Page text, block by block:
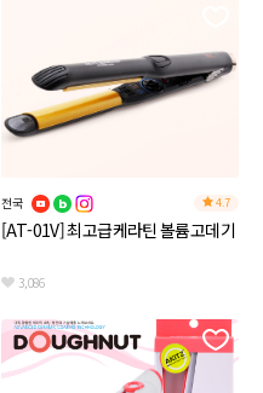
전국 4.7
[AT-01V] 최고급케라틴 볼륨고데기
3,086